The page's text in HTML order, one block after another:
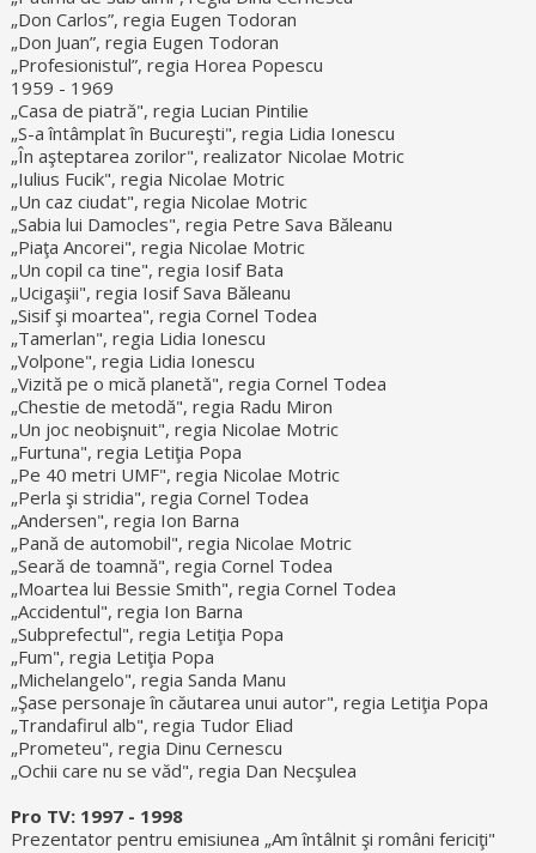
„Don Carlos”, regia Eugen Todoran
„Don Juan”, regia Eugen Todoran
„Profesionistul”, regia Horea Popescu
1959 - 1969
„Casa de piatră", regia Lucian Pintilie
„S-a întâmplat în Bucureşti", regia Lidia Ionescu
„În aşteptarea zorilor", realizator Nicolae Motric
„Iulius Fucik", regia Nicolae Motric
„Un caz ciudat", regia Nicolae Motric
„Sabia lui Damocles", regia Petre Sava Băleanu
„Piaţa Ancorei", regia Nicolae Motric
„Un copil ca tine", regia Iosif Bata
„Ucigaşii", regia Iosif Sava Băleanu
„Sisif şi moartea", regia Cornel Todea
„Tamerlan", regia Lidia Ionescu
„Volpone", regia Lidia Ionescu
„Vizită pe o mică planetă", regia Cornel Todea
„Chestie de metodă", regia Radu Miron
„Un joc neobişnuit", regia Nicolae Motric
„Furtuna", regia Letiţia Popa
„Pe 40 metri UMF", regia Nicolae Motric
„Perla şi stridia", regia Cornel Todea
„Andersen", regia Ion Barna
„Pană de automobil", regia Nicolae Motric
„Seară de toamnă", regia Cornel Todea
„Moartea lui Bessie Smith", regia Cornel Todea
„Accidentul", regia Ion Barna
„Subprefectul", regia Letiţia Popa
„Fum", regia Letiţia Popa
„Michelangelo", regia Sanda Manu
„Şase personaje în căutarea unui autor", regia Letiţia Popa
„Trandafirul alb", regia Tudor Eliad
„Prometeu", regia Dinu Cernescu
„Ochii care nu se văd", regia Dan Necşulea
Pro TV: 1997 - 1998
Prezentator pentru emisiunea „Am întâlnit şi români fericiţi"